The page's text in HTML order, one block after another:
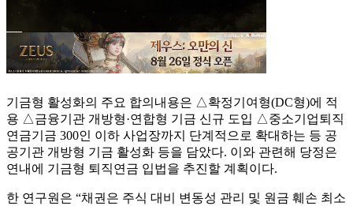
기금형 활성화의 주요 합의내용은 △확정기여형(DC형)에 적
용 △금융기관 개방형·연합형 기금 신규 도입 △중소기업퇴직
연금기금 300인 이하 사업장까지 단계적으로 확대하는 등 공
공기관 개방형 기금 활성화 등을 담았다. 이와 관련해 당정은
연내에 기금형 퇴직연금 입법을 추진할 계획이다.
한 연구원은 “채권은 주식 대비 변동성 관리 및 원금 훼손 최소